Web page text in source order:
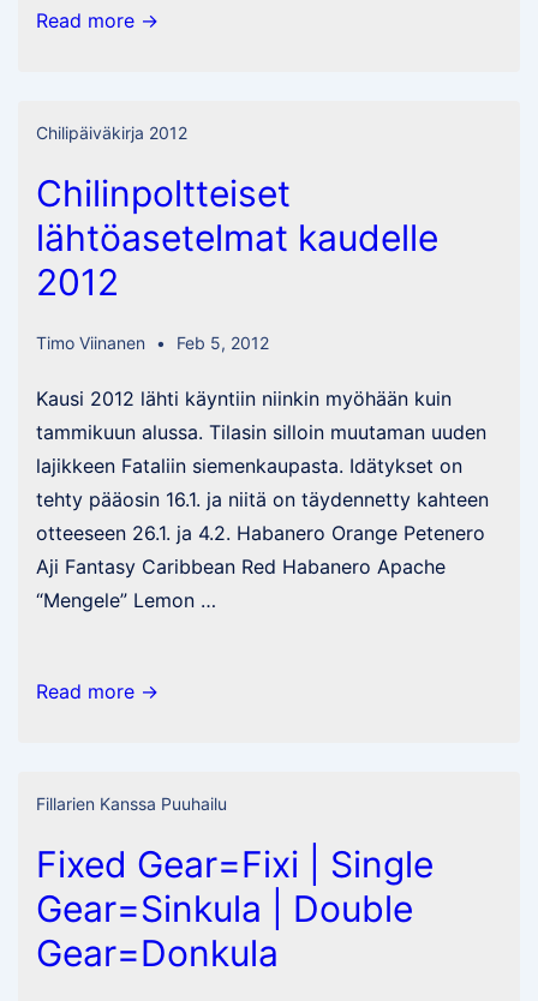
Mysteerit
Read more →
Chilipäiväkirja 2012
Chilinpoltteiset
lähtöasetelmat kaudelle
2012
Timo Viinanen Feb 5, 2012
Kausi 2012 lähti käyntiin niinkin myöhään kuin
tammikuun alussa. Tilasin silloin muutaman uuden
lajikkeen Fataliin siemenkaupasta. Idätykset on
tehty pääosin 16.1. ja niitä on täydennetty kahteen
otteeseen 26.1. ja 4.2. Habanero Orange Petenero
Aji Fantasy Caribbean Red Habanero Apache
“Mengele” Lemon …
Chilinpoltteiset
Read more →
Fillarien Kanssa Puuhailu
Fixed Gear=Fixi | Single
Gear=Sinkula | Double
Gear=Donkula